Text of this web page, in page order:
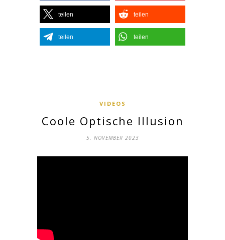
teilen teilen
teilen teilen
VIDEOS
Coole Optische Illusion
5. NOVEMBER 2023